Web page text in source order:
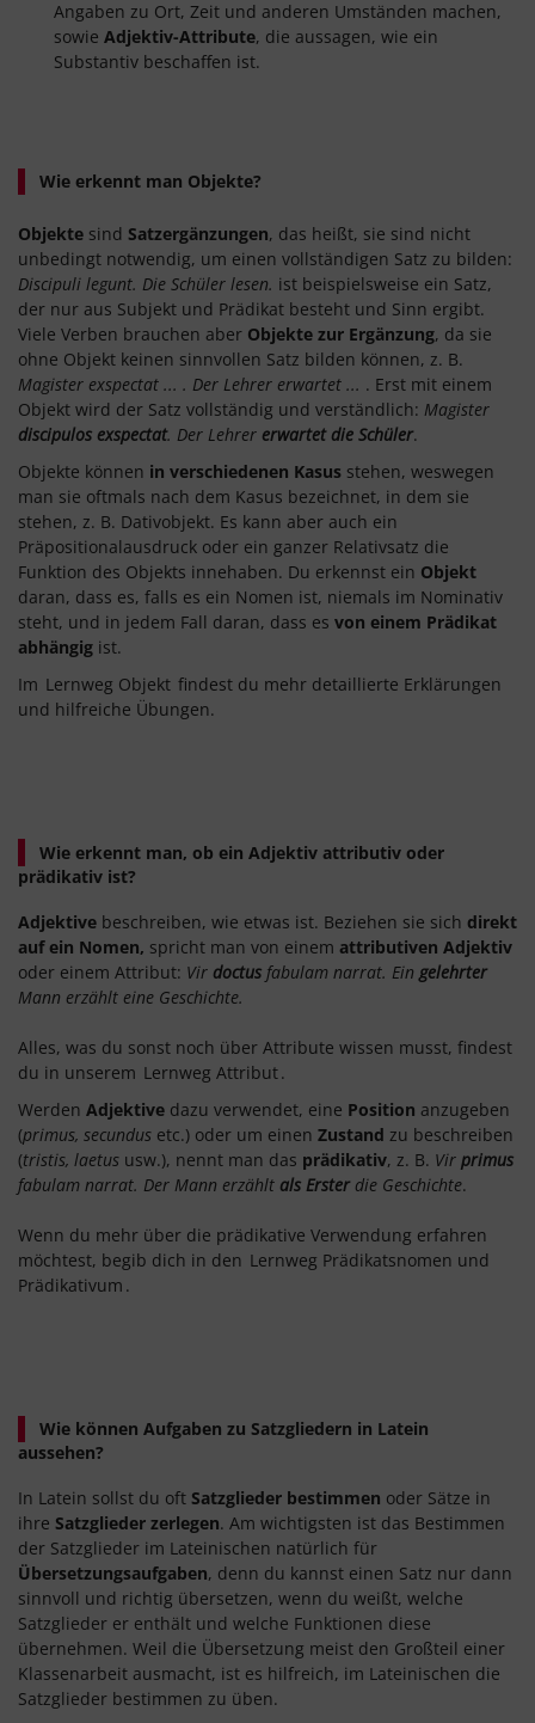
Angaben zu Ort, Zeit und anderen Umständen machen,
sowie Adjektiv-Attribute, die aussagen, wie ein
Substantiv beschaffen ist.
Wie erkennt man Objekte?
Objekte sind Satzergänzungen, das heißt, sie sind nicht
unbedingt notwendig, um einen vollständigen Satz zu bilden:
Discipuli legunt. Die Schüler lesen. ist beispielsweise ein Satz,
der nur aus Subjekt und Prädikat besteht und Sinn ergibt.
Viele Verben brauchen aber Objekte zur Ergänzung, da sie
ohne Objekt keinen sinnvollen Satz bilden können, z. B.
Magister exspectat ... . Der Lehrer erwartet ... . Erst mit einem
Objekt wird der Satz vollständig und verständlich: Magister
discipulos exspectat. Der Lehrer erwartet die Schüler.
Objekte können in verschiedenen Kasus stehen, weswegen
man sie oftmals nach dem Kasus bezeichnet, in dem sie
stehen, z. B. Dativobjekt. Es kann aber auch ein
Präpositionalausdruck oder ein ganzer Relativsatz die
Funktion des Objekts innehaben. Du erkennst ein Objekt
daran, dass es, falls es ein Nomen ist, niemals im Nominativ
steht, und in jedem Fall daran, dass es von einem Prädikat
abhängig ist.
Im Lernweg Objekt findest du mehr detaillierte Erklärungen
und hilfreiche Übungen.
Wie erkennt man, ob ein Adjektiv attributiv oder
prädikativ ist?
Adjektive beschreiben, wie etwas ist. Beziehen sie sich direkt
auf ein Nomen, spricht man von einem attributiven Adjektiv
oder einem Attribut: Vir doctus fabulam narrat. Ein gelehrter
Mann erzählt eine Geschichte.
Alles, was du sonst noch über Attribute wissen musst, findest
du in unserem Lernweg Attribut.
Werden Adjektive dazu verwendet, eine Position anzugeben
(primus, secundus etc.) oder um einen Zustand zu beschreiben
(tristis, laetus usw.), nennt man das prädikativ, z. B. Vir primus
fabulam narrat. Der Mann erzählt als Ersterdie Geschichte.
Wenn du mehr über die prädikative Verwendung erfahren
möchtest, begib dich in den Lernweg Prädikatsnomen und
Prädikativum .
Wie können Aufgaben zu Satzgliedern in Latein
aussehen?
In Latein sollst du oft Satzglieder bestimmen oder Sätze in
ihre Satzglieder zerlegen. Am wichtigsten ist das Bestimmen
der Satzglieder im Lateinischen natürlich für
Übersetzungsaufgaben, denn du kannst einen Satz nur dann
sinnvoll und richtig übersetzen, wenn du weißt, welche
Satzglieder er enthält und welche Funktionen diese
übernehmen. Weil die Übersetzung meist den Großteil einer
Klassenarbeit ausmacht, ist es hilfreich, im Lateinischen die
Satzglieder bestimmen zu üben.